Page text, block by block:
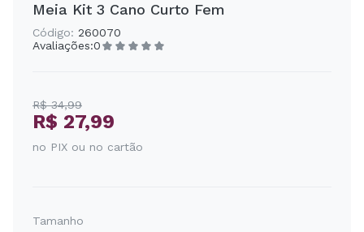
Meia Kit 3 Cano Curto Fem
Código: 260070
Avaliações:0
R$ 34,99
R$ 27,99
no PIX ou no cartão
Tamanho